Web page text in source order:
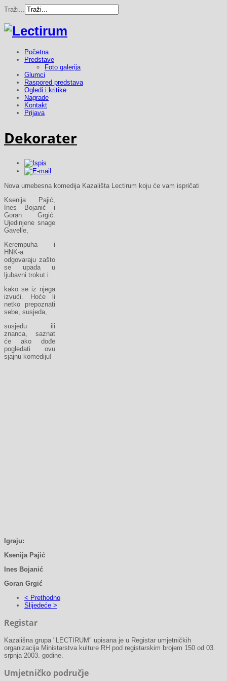
Traži...
Početna
Predstave
Foto galerija
Glumci
Raspored predstava
Ogledi i kritike
Nagrade
Kontakt
Prijava
Dekorater
Nova urnebesna komedija Kazališta Lectirum koju će vam ispričati
Ksenija Pajić,
Ines Bojanić i
Goran Grgić.
Ujedinjene snage
Gavelle,
Kerempuha i
HNK-a
odgovaraju zašto
se upada u
ljubavni trokut i
kako se iz njega
izvući. Hoće li
netko prepoznati
sebe, susjeda,
susjedu ili
znanca, saznat
će ako dođe
pogledati ovu
sjajnu komediju!
Igraju:
Ksenija Pajić
Ines Bojanić
Goran Grgić
< Prethodno
Slijedeće >
Registar
Kazališna grupa "LECTIRUM" upisana je u Registar umjetničkih
organizacija Ministarstva kulture RH pod registarskim brojem 150 od 03.
srpnja 2003. godine.
Umjetničko područje